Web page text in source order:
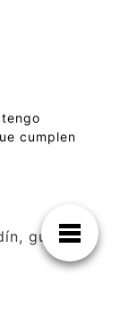
cumplen
guía de